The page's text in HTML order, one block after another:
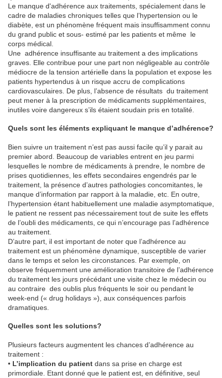
Le manque d'adhérence aux traitements, spécialement dans le
cadre de maladies chroniques telles que l’hypertension ou le
diabète, est un phénomène fréquent mais insuffisamment connu
du grand public et sous- estimé par les patients et même le
corps médical.
Une adhérence insuffisante au traitement a des implications
graves. Elle contribue pour une part non négligeable au contrôle
médiocre de la tension artérielle dans la population et expose les
patients hypertendus à un risque accru de complications
cardiovasculaires. De plus, l’absence de résultats du traitement
peut mener à la prescription de médicaments supplémentaires,
inutiles voire dangereux s’ils étaient soudain pris en totalité.
Quels sont les éléments expliquant le manque d’adhérence?
Bien suivre un traitement n’est pas aussi facile qu’il y parait au
premier abord. Beaucoup de variables entrent en jeu parmi
lesquelles le nombre de médicaments à prendre, le nombre de
prises quotidiennes, les effets secondaires engendrés par le
traitement, la présence d’autres pathologies concomitantes, le
manque d’information par rapport à la maladie, etc. En outre,
l’hypertension étant habituellement une maladie asymptomatique,
le patient ne ressent pas nécessairement tout de suite les effets
de l’oubli des médicaments, ce qui n’encourage pas l’adhérence
au traitement.
D’autre part, il est important de noter que l’adhérence au
traitement est un phénomène dynamique, susceptible de varier
dans le temps et selon les circonstances. Par exemple, on
observe fréquemment une amélioration transitoire de l’adhérence
du traitement les jours précédant une visite chez le médecin ou
au contraire des oublis plus fréquents le soir ou pendant le
week-end (« drug holidays »), aux conséquences parfois
dramatiques.
Quelles sont les solutions?
Plusieurs facteurs augmentent les chances d’adhérence au
traitement :
• L’implication du patient dans sa prise en charge est
primordiale. Etant donné que le patient est, en définitive, seul